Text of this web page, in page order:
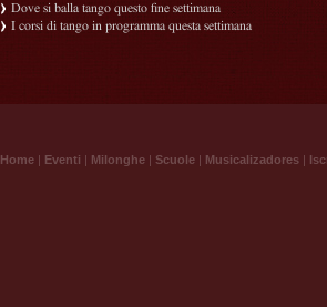
Dove si balla tango questo fine settimana
I corsi di tango in programma questa settimana
Home | Eventi | Milonghe | Scuole | Musicalizadores |